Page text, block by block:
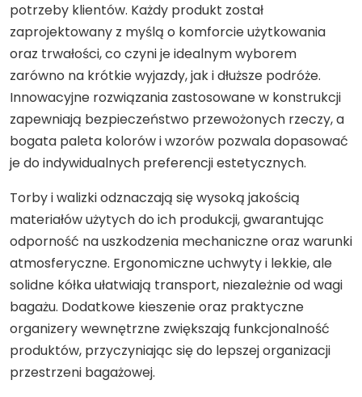
potrzeby klientów. Każdy produkt został
zaprojektowany z myślą o komforcie użytkowania
oraz trwałości, co czyni je idealnym wyborem
zarówno na krótkie wyjazdy, jak i dłuższe podróże.
Innowacyjne rozwiązania zastosowane w konstrukcji
zapewniają bezpieczeństwo przewożonych rzeczy, a
bogata paleta kolorów i wzorów pozwala dopasować
je do indywidualnych preferencji estetycznych.
Torby i walizki odznaczają się wysoką jakością
materiałów użytych do ich produkcji, gwarantując
odporność na uszkodzenia mechaniczne oraz warunki
atmosferyczne. Ergonomiczne uchwyty i lekkie, ale
solidne kółka ułatwiają transport, niezależnie od wagi
bagażu. Dodatkowe kieszenie oraz praktyczne
organizery wewnętrzne zwiększają funkcjonalność
produktów, przyczyniając się do lepszej organizacji
przestrzeni bagażowej.